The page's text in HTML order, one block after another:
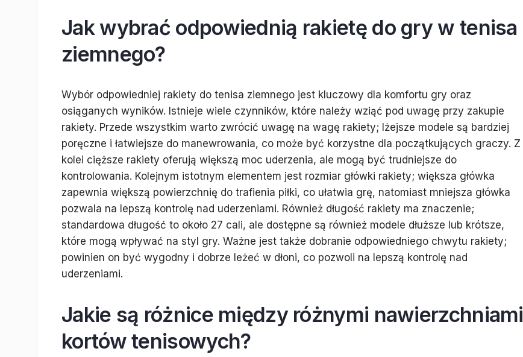
Jak wybrać odpowiednią rakietę do gry w tenisa
ziemnego?
Wybór odpowiedniej rakiety do tenisa ziemnego jest kluczowy dla komfortu gry oraz
osiąganych wyników. Istnieje wiele czynników, które należy wziąć pod uwagę przy zakupie
rakiety. Przede wszystkim warto zwrócić uwagę na wagę rakiety; lżejsze modele są bardziej
poręczne i łatwiejsze do manewrowania, co może być korzystne dla początkujących graczy. Z
kolei cięższe rakiety oferują większą moc uderzenia, ale mogą być trudniejsze do
kontrolowania. Kolejnym istotnym elementem jest rozmiar główki rakiety; większa główka
zapewnia większą powierzchnię do trafienia piłki, co ułatwia grę, natomiast mniejsza główka
pozwala na lepszą kontrolę nad uderzeniami. Również długość rakiety ma znaczenie;
standardowa długość to około 27 cali, ale dostępne są również modele dłuższe lub krótsze,
które mogą wpływać na styl gry. Ważne jest także dobranie odpowiedniego chwytu rakiety;
powinien on być wygodny i dobrze leżeć w dłoni, co pozwoli na lepszą kontrolę nad
uderzeniami.
Jakie są różnice między różnymi nawierzchniami
kortów tenisowych?